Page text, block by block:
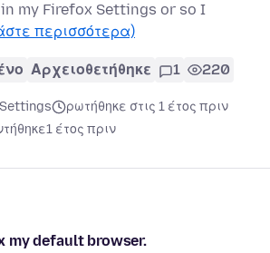
in my Firefox Settings or so I
περισσότερα)
Αρχειοθετήθηκε 1 220
Settings
ρωτήθηκε στις 1 έτος πριν
1 έτος πριν
my default browser.